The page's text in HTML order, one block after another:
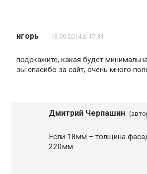
игорь 13.09.2014 в 17:31
подскажите, какая будет
зы спасибо за сайт, очень много
Дмитрий Черпашин
Если 18мм – толщина
220мм.